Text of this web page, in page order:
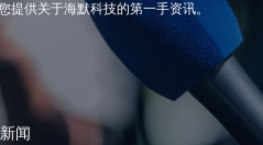
提供关于海默科技的第一手资讯。
闻